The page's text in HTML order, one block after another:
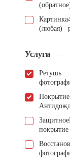
Картинка
(любая)
Услуги
Ретушь
Покрытие
Защитное
покрытие